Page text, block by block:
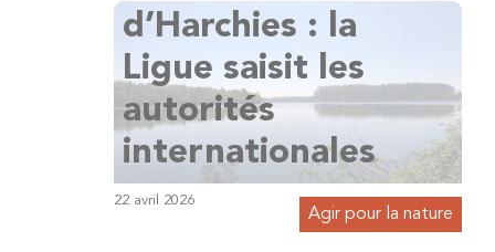
d’Harchies : la
Ligue saisit les
autorités
internationales
22 avril 2026
Agir pour la nature